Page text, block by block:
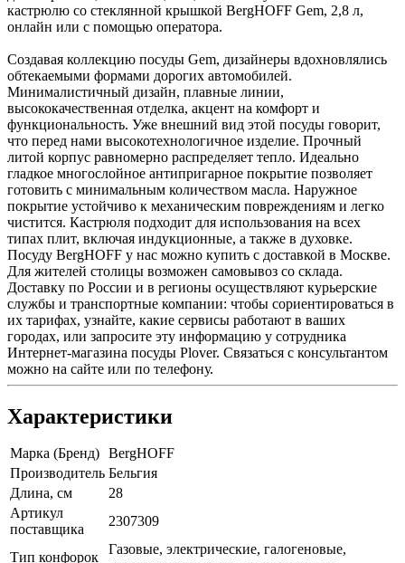
кастрюлю со стеклянной крышкой BergHOFF Gem, 2,8 л,
онлайн или с помощью оператора.
Создавая коллекцию посуды Gem, дизайнеры вдохновлялись
обтекаемыми формами дорогих автомобилей.
Минималистичный дизайн, плавные линии,
высококачественная отделка, акцент на комфорт и
функциональность. Уже внешний вид этой посуды говорит,
что перед нами высокотехнологичное изделие. Прочный
литой корпус равномерно распределяет тепло. Идеально
гладкое многослойное антипригарное покрытие позволяет
готовить с минимальным количеством масла. Наружное
покрытие устойчиво к механическим повреждениям и легко
чистится. Кастрюля подходит для использования на всех
типах плит, включая индукционные, а также в духовке.
Посуду BergHOFF у нас можно купить с доставкой в Москве.
Для жителей столицы возможен самовывоз со склада.
Доставку по России и в регионы осуществляют курьерские
службы и транспортные компании: чтобы сориентироваться в
их тарифах, узнайте, какие сервисы работают в ваших
городах, или запросите эту информацию у сотрудника
Интернет-магазина посуды Plover. Связаться с консультантом
можно на сайте или по телефону.
Характеристики
Марка (Бренд) BergHOFF
Производитель Бельгия
Длина, см
28
Артикул
поставщика
2307309
Тип конфорок
Газовые, электрические, галогеновые,